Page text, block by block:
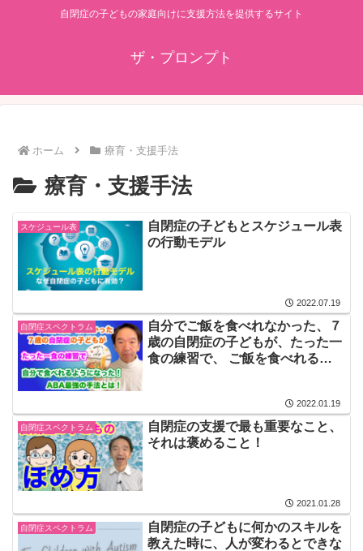
自閉症の子どもの家庭向けに支援方法を提供するサイト
ザ・プロンプト
ホーム 療育・支援手法
療育・支援手法
スケジュール表
自閉症の子どもとスケジュール表
の行動モデル
2022.07.19
自閉症スペクトラム
自分でご飯を食べれなかった、７
歳の自閉症の子どもが、たった一
食の練習で、 ご飯を食べれるよ
2022.01.19
自閉症スペクトラム
自閉症の支援で最も重要なこと、
それは褒めること！
2021.01.28
自閉症スペクトラム
自閉症の子どもに何かのスキルを
教えた時に、人が変わるとできな